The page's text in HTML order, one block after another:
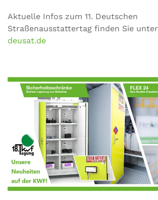
Aktuelle Infos zum 11. Deutschen
Straßenausstattertag finden Sie unter
deusat.de